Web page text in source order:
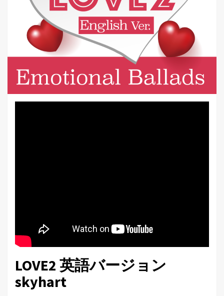
LOVE2 英語バージョン
skyhart